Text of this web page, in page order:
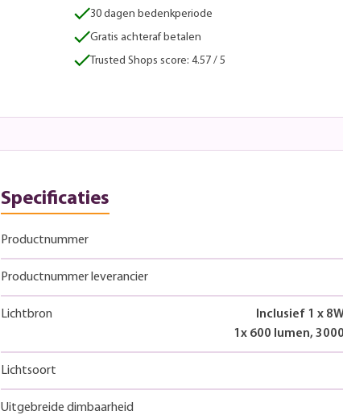
30 dagen bedenkperiode
Gratis achteraf betalen
Trusted Shops score: 4.57 / 5
Specificaties
Productnummer
Productnummer leverancier
Lichtbron
Inclusief 1 x
1x 600 lumen,
Lichtsoort
Uitgebreide dimbaarheid